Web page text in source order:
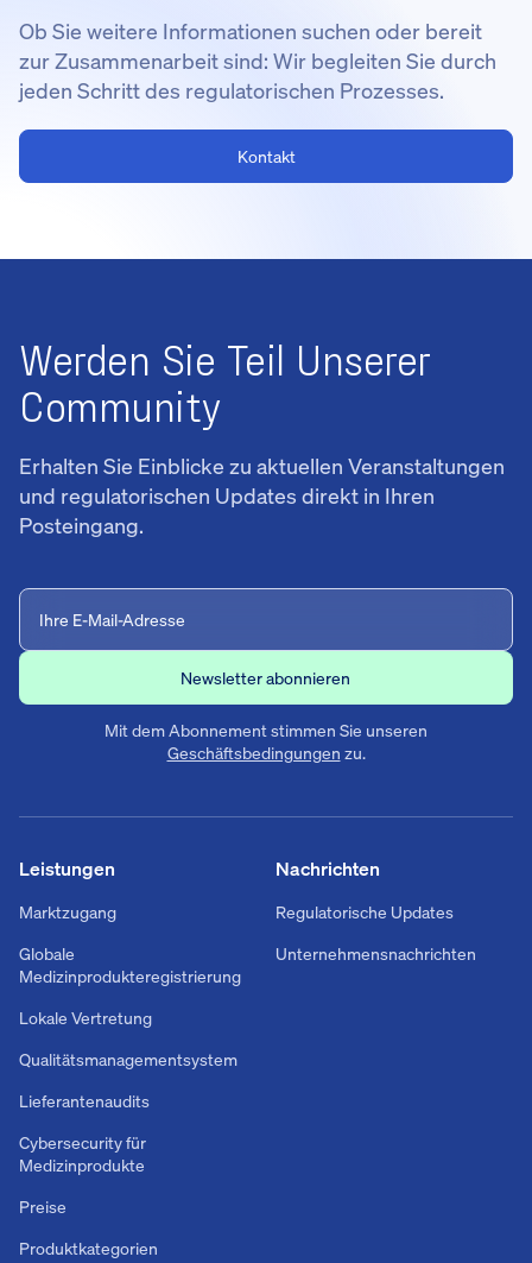
Ob Sie weitere Informationen suchen oder bereit
zur Zusammenarbeit sind: Wir begleiten Sie durch
jeden Schritt des regulatorischen Prozesses.
Kontakt
Werden Sie Teil Unserer
Community
Erhalten Sie Einblicke zu aktuellen Veranstaltungen
und regulatorischen Updates direkt in Ihren
Posteingang.
Mit dem Abonnement stimmen Sie unseren
Geschäftsbedingungen zu.
Nachrichten
Regulatorische Updates
Unternehmensnachrichten
Leistungen
Marktzugang
Globale
Medizinprodukteregistrierung
Lokale Vertretung
Qualitätsmanagementsystem
Lieferantenaudits
Cybersecurity für
Medizinprodukte
Preise
Produktkategorien